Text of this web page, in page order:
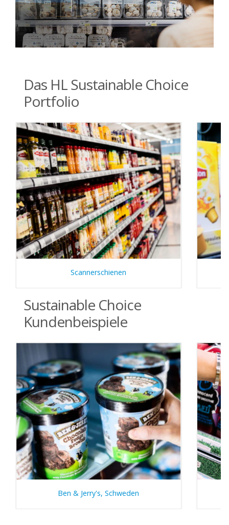
Das HL Sustainable Choice
Portfolio
Scannerschienen
Sustainable Choice
Kundenbeispiele
Ben & Jerry's, Schweden